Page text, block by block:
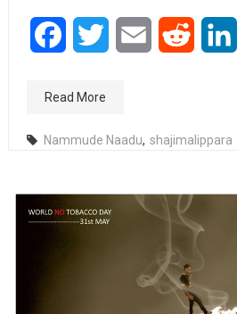
FacebookTwitter Email Reddit
Read More
Nammude Naadu, shajimalippara